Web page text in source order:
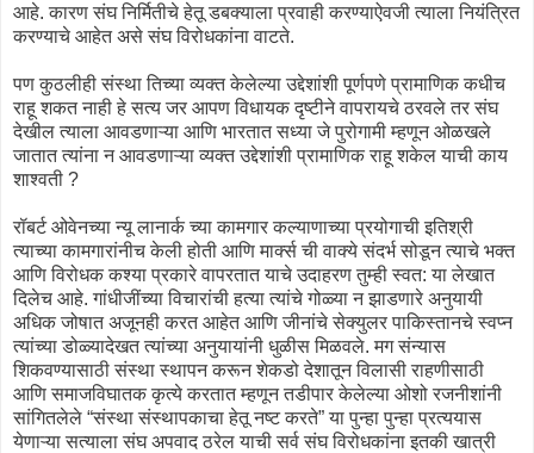
आहे. कारण संघ निर्मितीचे हेतू डबक्याला प्रवाही करण्याऐवजी त्याला नियंत्रित
करण्याचे आहेत असे संघ विरोधकांना वाटते.
पण कुठलीही संस्था तिच्या व्यक्त केलेल्या उद्देशांशी पूर्णपणे प्रामाणिक कधीच
राहू शकत नाही हे सत्य जर आपण विधायक दृष्टीने वापरायचे ठरवले तर संघ
देखील त्याला आवडणाऱ्या आणि भारतात सध्या जे पुरोगामी म्हणून ओळखले
जातात त्यांना न आवडणाऱ्या व्यक्त उद्देशांशी प्रामाणिक राहू शकेल याची काय
शाश्वती ?
रॉबर्ट ओवेनच्या न्यू लानार्क च्या कामगार कल्याणाच्या प्रयोगाची इतिश्री
त्याच्या कामगारांनीच केली होती आणि मार्क्स ची वाक्ये संदर्भ सोडून त्याचे भक्त
आणि विरोधक कश्या प्रकारे वापरतात याचे उदाहरण तुम्ही स्वत: या लेखात
दिलेच आहे. गांधीजींच्या विचारांची हत्या त्यांचे गोळ्या न झाडणारे अनुयायी
अधिक जोषात अजूनही करत आहेत आणि जीनांचे सेक्युलर पाकिस्तानचे स्वप्न
त्यांच्या डोळ्यादेखत त्यांच्या अनुयायांनी धुळीस मिळवले. मग संन्यास
शिकवण्यासाठी संस्था स्थापन करून शेकडो देशातून विलासी राहणीसाठी
आणि समाजविघातक कृत्ये करतात म्हणून तडीपार केलेल्या ओशो रजनीशांनी
सांगितलेले “संस्था संस्थापकाचा हेतू नष्ट करते” या पुन्हा पुन्हा प्रत्ययास
येणाऱ्या सत्याला संघ अपवाद ठरेल याची सर्व संघ विरोधकांना इतकी खात्री